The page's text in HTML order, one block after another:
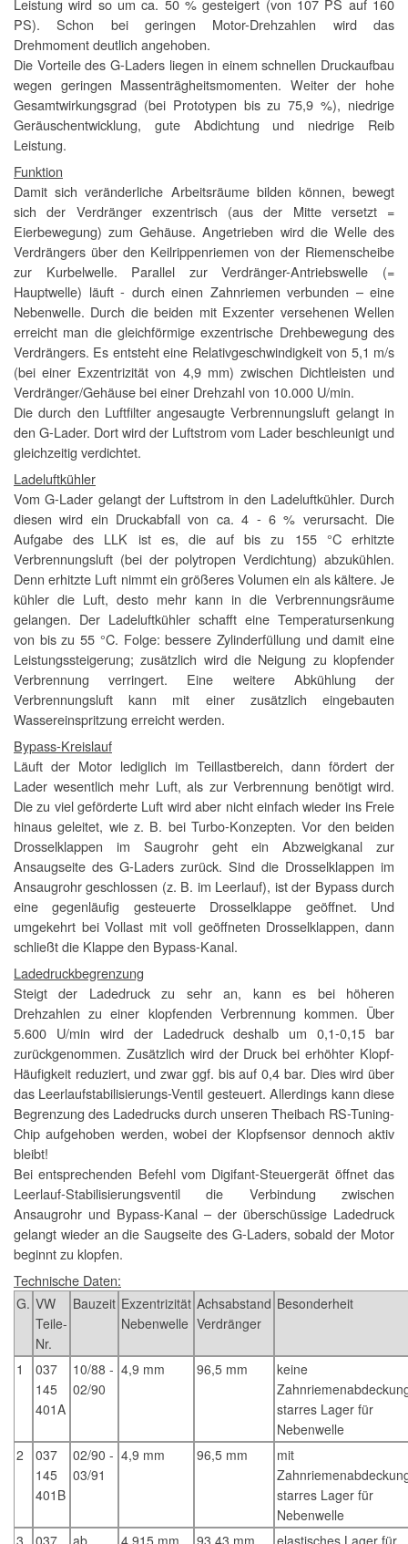
Leistung wird so um ca. 50 % gesteigert (von 107 PS auf 160
PS). Schon bei geringen Motor-Drehzahlen wird das
Drehmoment deutlich angehoben.
Die Vorteile des G-Laders liegen in einem schnellen Druckaufbau
wegen geringen Massenträgheitsmomenten. Weiter der hohe
Gesamtwirkungsgrad (bei Prototypen bis zu 75,9 %), niedrige
Geräuschentwicklung, gute Abdichtung und niedrige Reib
Leistung.
Funktion
Damit sich veränderliche Arbeitsräume bilden können, bewegt
sich der Verdränger exzentrisch (aus der Mitte versetzt =
Eierbewegung) zum Gehäuse. Angetrieben wird die Welle des
Verdrängers über den Keilrippenriemen von der Riemenscheibe
zur Kurbelwelle. Parallel zur Verdränger-Antriebswelle (=
Hauptwelle) läuft - durch einen Zahnriemen verbunden – eine
Nebenwelle. Durch die beiden mit Exzenter versehenen Wellen
erreicht man die gleichförmige exzentrische Drehbewegung des
Verdrängers. Es entsteht eine Relativgeschwindigkeit von 5,1 m/s
(bei einer Exzentrizität von 4,9 mm) zwischen Dichtleisten und
Verdränger/Gehäuse bei einer Drehzahl von 10.000 U/min.
Die durch den Luftfilter angesaugte Verbrennungsluft gelangt in
den G-Lader. Dort wird der Luftstrom vom Lader beschleunigt und
gleichzeitig verdichtet.
Ladeluftkühler
Vom G-Lader gelangt der Luftstrom in den Ladeluftkühler. Durch
diesen wird ein Druckabfall von ca. 4 - 6 % verursacht. Die
Aufgabe des LLK ist es, die auf bis zu 155 °C erhitzte
Verbrennungsluft (bei der polytropen Verdichtung) abzukühlen.
Denn erhitzte Luft nimmt ein größeres Volumen ein als kältere. Je
kühler die Luft, desto mehr kann in die Verbrennungsräume
gelangen. Der Ladeluftkühler schafft eine Temperatursenkung
von bis zu 55 °C. Folge: bessere Zylinderfüllung und damit eine
Leistungssteigerung; zusätzlich wird die Neigung zu klopfender
Verbrennung verringert. Eine weitere Abkühlung der
Verbrennungsluft kann mit einer zusätzlich eingebauten
Wassereinspritzung erreicht werden.
Bypass-Kreislauf
Läuft der Motor lediglich im Teillastbereich, dann fördert der
Lader wesentlich mehr Luft, als zur Verbrennung benötigt wird.
Die zu viel geförderte Luft wird aber nicht einfach wieder ins Freie
hinaus geleitet, wie z. B. bei Turbo-Konzepten. Vor den beiden
Drosselklappen im Saugrohr geht ein Abzweigkanal zur
Ansaugseite des G-Laders zurück. Sind die Drosselklappen im
Ansaugrohr geschlossen (z. B. im Leerlauf), ist der Bypass durch
eine gegenläufig gesteuerte Drosselklappe geöffnet. Und
umgekehrt bei Vollast mit voll geöffneten Drosselklappen, dann
schließt die Klappe den Bypass-Kanal.
Ladedruckbegrenzung
Steigt der Ladedruck zu sehr an, kann es bei höheren
Drehzahlen zu einer klopfenden Verbrennung kommen. Über
5.600 U/min wird der Ladedruck deshalb um 0,1-0,15 bar
zurückgenommen. Zusätzlich wird der Druck bei erhöhter Klopf-
Häufigkeit reduziert, und zwar ggf. bis auf 0,4 bar. Dies wird über
das Leerlaufstabilisierungs-Ventil gesteuert. Allerdings kann diese
Begrenzung des Ladedrucks durch unseren Theibach RS-Tuning-
Chip aufgehoben werden, wobei der Klopfsensor dennoch aktiv
bleibt!
Bei entsprechenden Befehl vom Digifant-Steuergerät öffnet das
Leerlauf-Stabilisierungsventil die Verbindung zwischen
Ansaugrohr und Bypass-Kanal – der überschüssige Ladedruck
gelangt wieder an die Saugseite des G-Laders, sobald der Motor
beginnt zu klopfen.
Technische Daten:
G. VW
Teile-
Nr.
Bauzeit Exzentrizität
Nebenwelle
Achsabstand
Verdränger
Besonderheit
1
037
145
401A
10/88 -
02/90
4,9 mm 96,5 mm
keine
starres Lager für
Nebenwelle
2
037
145
401B
02/90 -
03/91
4,9 mm 96,5 mm
mit
starres Lager für
Nebenwelle